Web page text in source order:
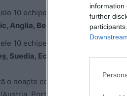
information
further
10 echipe calificate în ”optimi”:
Anglia, Belgia, SUA.
10 echipe eliminate în ”16-imi”
Suedia, Ecuador, RD Congo,
o noapte consistentă pentru
Austria, Portugalia/Croația), posibil